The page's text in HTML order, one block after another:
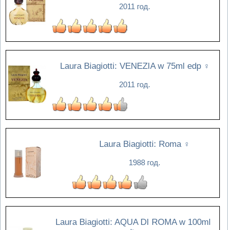
2011 год.
Laura Biagiotti: VENEZIA w 75ml edp ♀
2011 год.
Laura Biagiotti: Roma ♀
1988 год.
Laura Biagiotti: AQUA DI ROMA w 100ml